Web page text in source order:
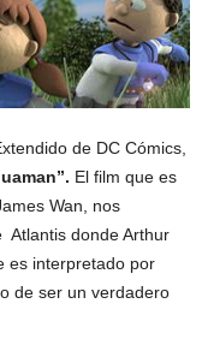
de DC Cómics,
El film que es
Wan, nos
Atlantis donde Arthur
es interpretado por
de ser un verdadero